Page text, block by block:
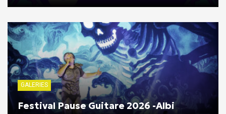
GALERIES
Festival Pause Guitare 2026 -Albi